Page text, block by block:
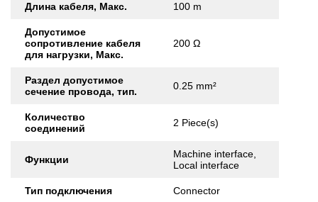
Длина кабеля, Макс. 100 m
Допустимое
сопротивление кабеля
для нагрузки, Макс.
200 Ω
Раздел допустимое
сечение провода, тип.
0.25 mm²
Количество
соединений
2 Piece(s)
Функции
Machine interface,
Local interface
Тип подключения Connector